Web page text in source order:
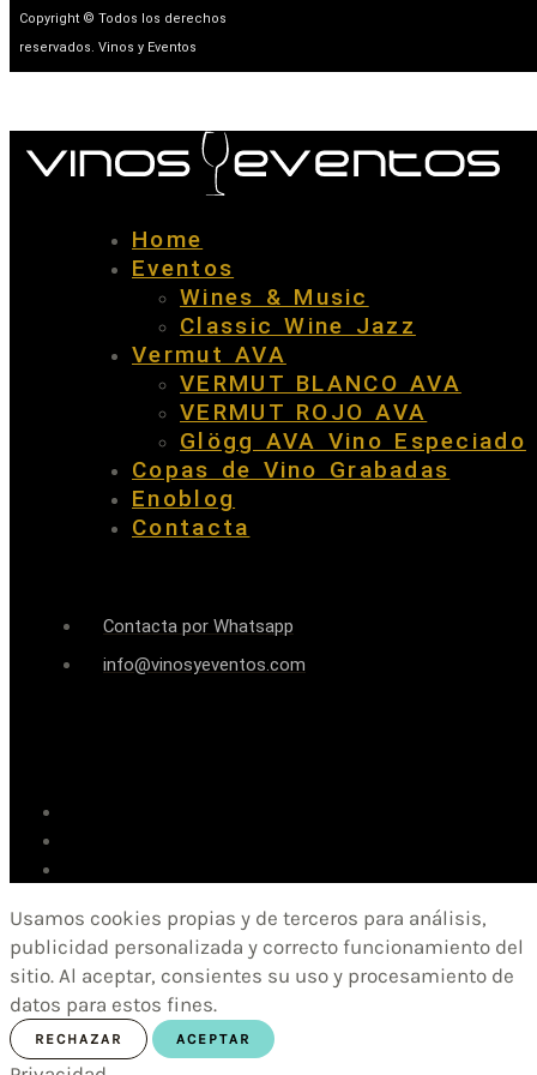
Copyright © Todos los derechos
reservados. Vinos y Eventos
Home
Eventos
Wines & Music
Classic Wine Jazz
Vermut AVA
VERMUT BLANCO AVA
VERMUT ROJO AVA
Glögg AVA Vino Especiado
Copas de Vino Grabadas
Enoblog
Contacta
Contacta por Whatsapp
info@vinosyeventos.com
Usamos cookies propias y de terceros para análisis,
publicidad personalizada y correcto funcionamiento del
sitio. Al aceptar, consientes su uso y procesamiento de
datos para estos fines.
RECHAZAR ACEPTAR